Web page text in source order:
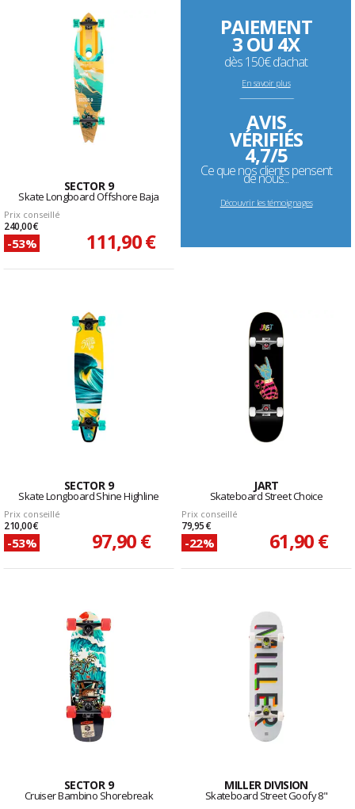
SECTOR 9
Skate Longboard Offshore Baja
Prix conseillé
240,00 €
-53% 111,90 €
PAIEMENT
3 OU 4X
dès 150€ d’achat
En savoir plus
--------------------------------------------------------------------
AVIS
VÉRIFIÉS
4,7/5
Ce que nos clients pensent
de nous...
Découvrir les témoignages
SECTOR 9
Skate Longboard Shine Highline
Prix conseillé
210,00 €
-53% 97,90 €
JART
Skateboard Street Choice
Prix conseillé
79,95 €
-22% 61,90 €
SECTOR 9
Cruiser Bambino Shorebreak
MILLER DIVISION
Skateboard Street Goofy 8"